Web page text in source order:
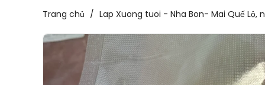
Trang chủ / Lap Xuong tuoi - Nha Bon- Mai Quế Lộ,
Chuyển
Thông
Tin Sản
Phẩm